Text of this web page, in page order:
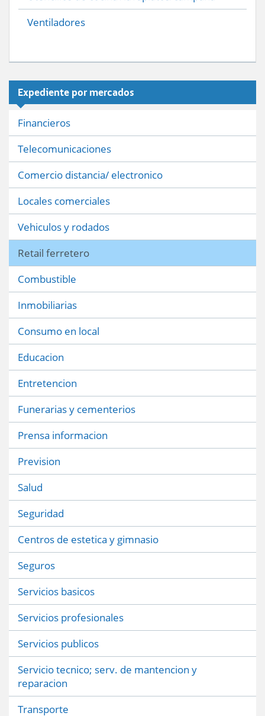
Ventiladores
Expediente por mercados
Financieros
Telecomunicaciones
Comercio distancia/ electronico
Locales comerciales
Vehiculos y rodados
Retail ferretero
Combustible
Inmobiliarias
Consumo en local
Educacion
Entretencion
Funerarias y cementerios
Prensa informacion
Prevision
Salud
Seguridad
Centros de estetica y gimnasio
Seguros
Servicios basicos
Servicios profesionales
Servicios publicos
Servicio tecnico; serv. de mantencion y
reparacion
Transporte